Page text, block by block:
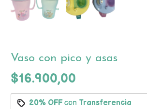
Vaso con pico y asas
$16.900,00
20% OFFcon Transferencia